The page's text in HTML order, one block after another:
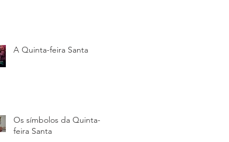
A Quinta-feira Santa
Os símbolos da Quinta-
feira Santa